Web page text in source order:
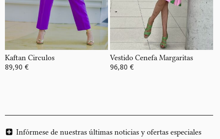
Kaftan Circulos
89,90 €
Vestido Cenefa Margaritas
96,80 €
Infórmese de nuestras últimas noticias y ofertas especiales